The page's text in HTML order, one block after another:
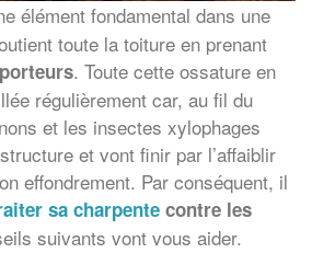
élément fondamental dans une
toute la toiture en prenant
. Toute cette ossature en
régulièrement car, au fil du
et les insectes xylophages
et vont finir par l’affaiblir
effondrement. Par conséquent, il
sa charpente contre les
suivants vont vous aider.